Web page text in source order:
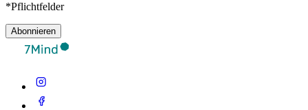
*Pflichtfelder
Abonnieren